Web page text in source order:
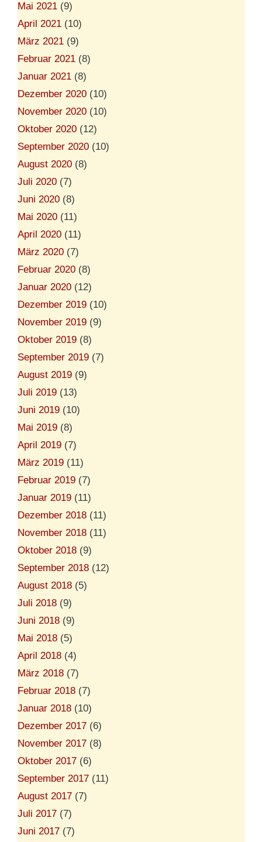
Mai 2021 (9)
April 2021 (10)
März 2021 (9)
Februar 2021 (8)
Januar 2021 (8)
Dezember 2020 (10)
November 2020 (10)
Oktober 2020 (12)
September 2020 (10)
August 2020 (8)
Juli 2020 (7)
Juni 2020 (8)
Mai 2020 (11)
April 2020 (11)
März 2020 (7)
Februar 2020 (8)
Januar 2020 (12)
Dezember 2019 (10)
November 2019 (9)
Oktober 2019 (8)
September 2019 (7)
August 2019 (9)
Juli 2019 (13)
Juni 2019 (10)
Mai 2019 (8)
April 2019 (7)
März 2019 (11)
Februar 2019 (7)
Januar 2019 (11)
Dezember 2018 (11)
November 2018 (11)
Oktober 2018 (9)
September 2018 (12)
August 2018 (5)
Juli 2018 (9)
Juni 2018 (9)
Mai 2018 (5)
April 2018 (4)
März 2018 (7)
Februar 2018 (7)
Januar 2018 (10)
Dezember 2017 (6)
November 2017 (8)
Oktober 2017 (6)
September 2017 (11)
August 2017 (7)
Juli 2017 (7)
Juni 2017 (7)